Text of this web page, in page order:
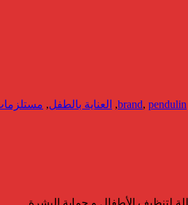
brand, pendulin
, العناية بالطفل,
لتنظيف الأطفال و حماية البشرة